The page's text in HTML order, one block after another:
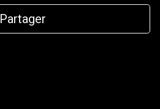
Partager